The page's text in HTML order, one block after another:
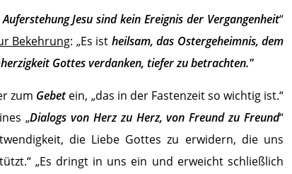
Jesu sind kein Ereignis der Vergangenheit“
Bekehrung: „Es ist heilsam, das Ostergeheimnis, dem
Gottes verdanken, tiefer zu betrachten."
zum Gebetein, „das in der Fastenzeit so wichtig ist.“
„Dialogs von Herz zu Herz, von Freund zu Freund“
die Liebe Gottes zu erwidern, die uns
„Es dringt in uns ein und erweicht schließlich